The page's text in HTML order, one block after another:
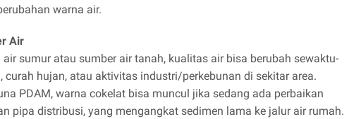
warna air.
Air
sumur atau sumber air tanah, kualitas air bisa berubah sewaktu-
hujan, atau aktivitas industri/perkebunan di sekitar area.
PDAM, warna cokelat bisa muncul jika sedang ada perbaikan
pipa distribusi, yang mengangkat sedimen lama ke jalur air rumah.